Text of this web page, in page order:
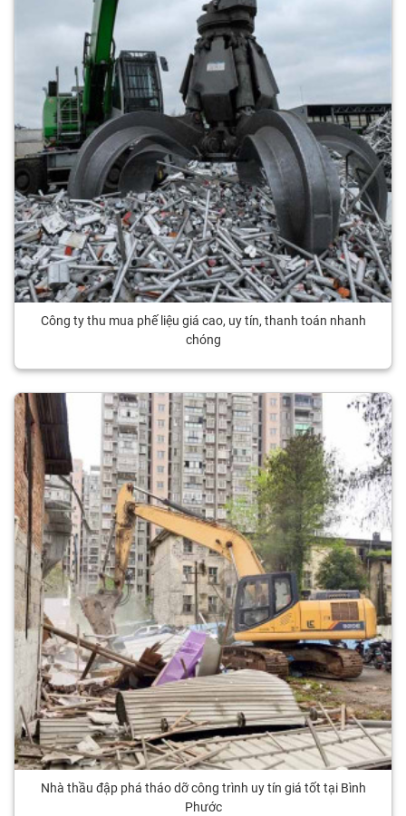
Công ty thu mua phế liệu giá cao, uy tín, thanh toán nhanh
chóng
Nhà thầu đập phá tháo dỡ công trình uy tín giá tốt tại Bình
Phước